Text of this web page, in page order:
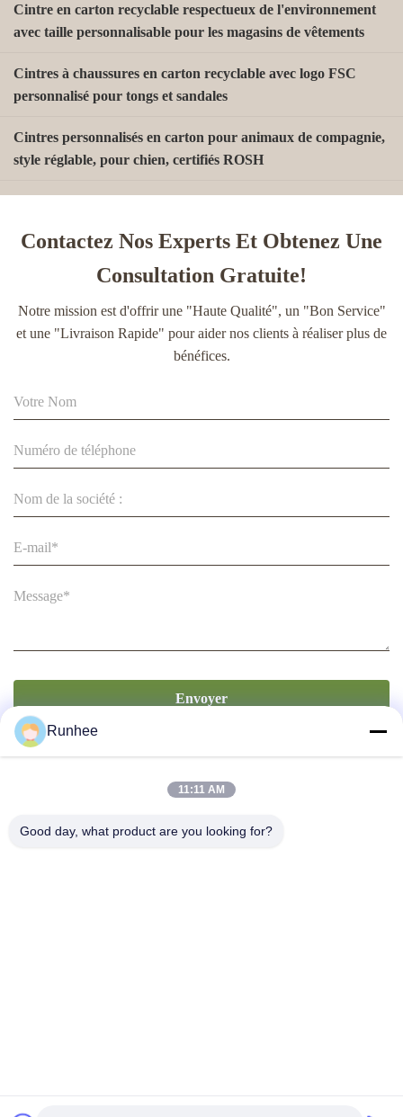
Cintre en carton recyclable respectueux de l'environnement
avec taille personnalisable pour les magasins de vêtements
Cintres à chaussures en carton recyclable avec logo FSC
personnalisé pour tongs et sandales
Cintres personnalisés en carton pour animaux de compagnie,
style réglable, pour chien, certifiés ROSH
Crochets en J en carton durable et biodégradable, recyclés
pour l'exposition de chaussettes, chapeaux et gants
Cintre à papier de style clip personnalisable avec rapport
ROSH pour l'affichage de vêtements respectueux de
Contactez Nos Experts Et Obtenez Une
Consultation Gratuite!
Notre mission est d'offrir une "Haute Qualité", un "Bon Service"
et une "Livraison Rapide" pour aider nos clients à réaliser plus de
bénéfices.
Envoyer
Runhee
11:11 AM
Good day, what product are you looking for?